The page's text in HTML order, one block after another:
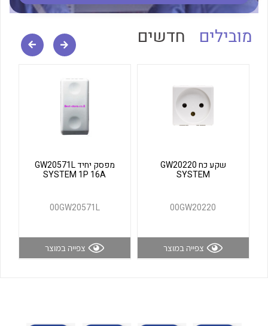
לכל מוצרי היצרן לכל מוצרי היצרן
מובילים חדשים
שקע כח GW20220
SYSTEM
00GW20220
צפייה במוצר
מפסק יחיד GW20571L
SYSTEM 1P 16A
00GW20571L
צפייה במוצר